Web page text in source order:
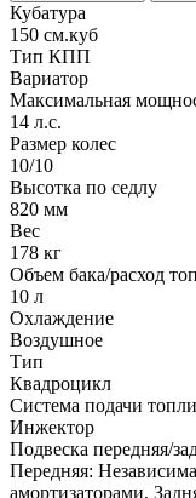
Кубатура
150 см.куб
Тип КПП
Вариатор
Максимальная
14 л.с.
Размер колес
10/10
Высотка по седлу
820 мм
Вес
178 кг
Объем бака/расход
10 л
Охлаждение
Воздушное
Тип
Квадроцикл
Система подачи
Инжектор
Подвеска передняя/
Передняя:
амортизаторами,